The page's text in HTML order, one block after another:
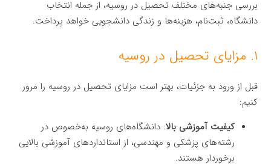
بررسی جنبه‌های مختلف تحصیل در روسیه، از جمله انتخاب
دانشگاه، ثبت‌نام، هزینه‌ها و زندگی دانشجویی خواهد پرداخت.
۱. مزایای تحصیل در روسیه
قبل از ورود به جزئیات، بهتر است مزایای تحصیل در روسیه را مرور
کنیم:
کیفیت آموزشی بالا: دانشگاه‌های روسیه به‌خصوص در
رشته‌های پزشکی و مهندسی، از استانداردهای آموزشی بالایی
برخوردار هستند.